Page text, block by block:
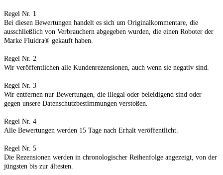
Regel Nr. 1
Bei diesen Bewertungen handelt es sich um Originalkommentare, die
ausschließlich von Verbrauchern abgegeben wurden, die einen Roboter der
Marke Fluidra® gekauft haben.
Regel Nr. 2
Wir veröffentlichen alle Kundenrezensionen, auch wenn sie negativ sind.
Regel Nr. 3
Wir entfernen nur Bewertungen, die illegal oder beleidigend sind oder
gegen unsere Datenschutzbestimmungen verstoßen.
Regel Nr. 4
Alle Bewertungen werden 15 Tage nach Erhalt veröffentlicht.
Regel Nr. 5
Die Rezensionen werden in chronologischer Reihenfolge angezeigt, von der
jüngsten bis zur ältesten.